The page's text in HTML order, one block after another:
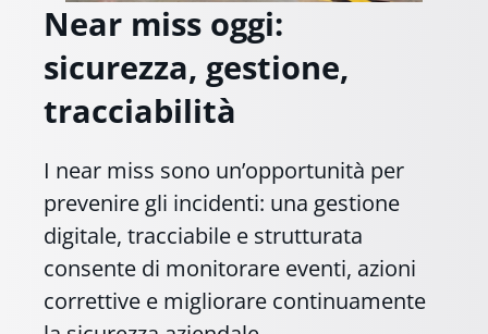
Near miss oggi:
sicurezza, gestione,
tracciabilità
I near miss sono un’opportunità per
prevenire gli incidenti: una gestione
digitale, tracciabile e strutturata
consente di monitorare eventi, azioni
correttive e migliorare continuamente